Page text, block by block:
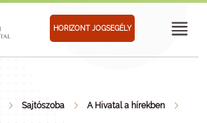
HORIZONT JOGSEGÉLY
Sajtószoba
A Hivatal a hírekben